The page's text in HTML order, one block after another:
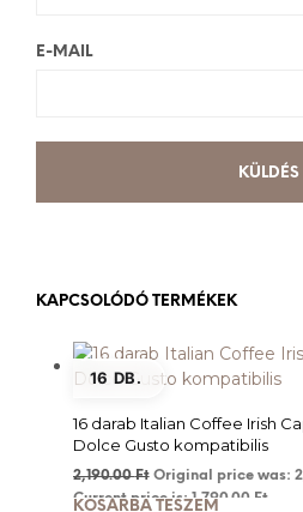
E-MAIL
KAPCSOLÓDÓ TERMÉKEK
16 DB.
16 darab Italian Coffee Irish
Dolce Gusto kompatibilis
2,190.00Ft Original price was:
Current price is: 1,790.00 Ft.
KOSÁRBA TESZEM